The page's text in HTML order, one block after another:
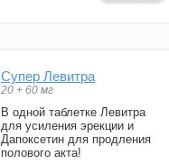
Супер Левитра
20 + 60 мг
В одной таблетке Левитра
для усиления эрекции и
Дапоксетин для продления
полового акта!